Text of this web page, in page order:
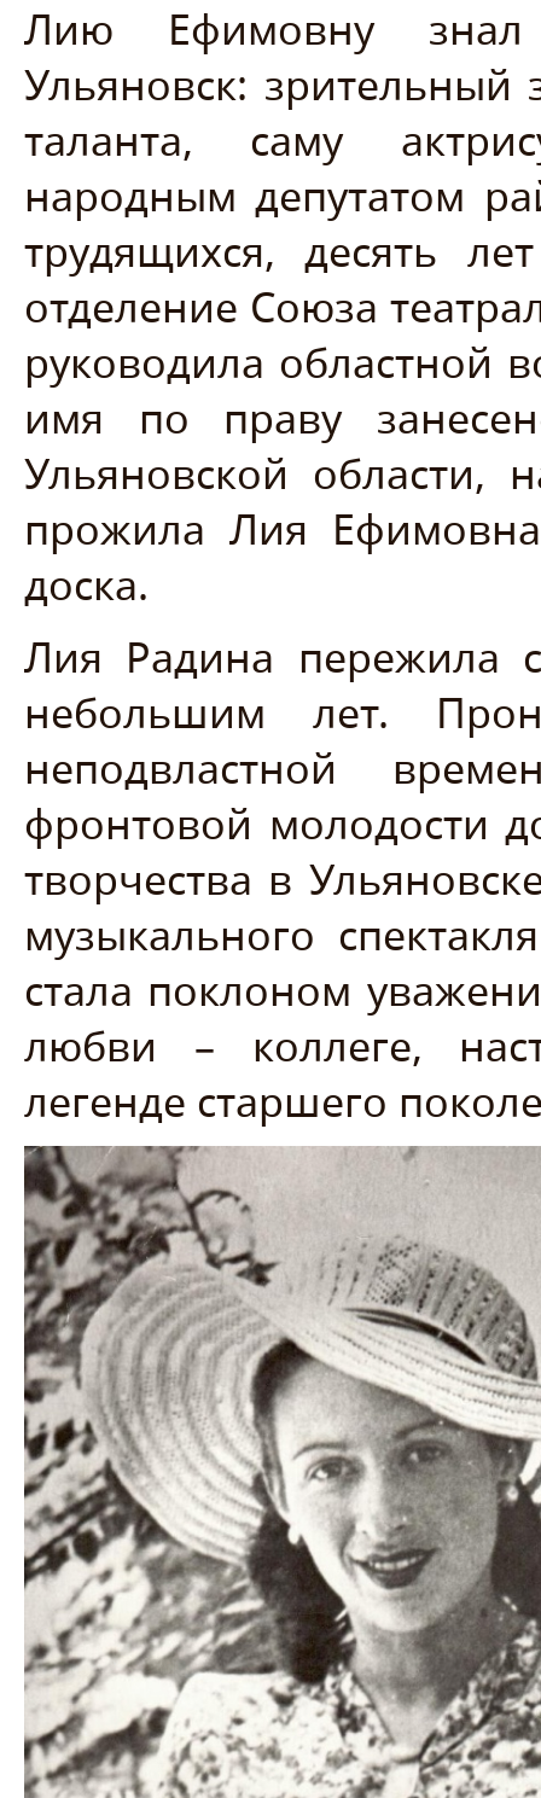
Лию Ефимовну знал
Ульяновск: зрительный
таланта, саму
народным депутатом
трудящихся, десять
отделение Союза
руководила областной
имя по праву
Ульяновской области,
прожила Лия
доска.
Лия Радина пережила
небольшим лет.
неподвластной
фронтовой молодости
творчества в
музыкального
стала поклоном
любви – коллеге,
легенде старшего